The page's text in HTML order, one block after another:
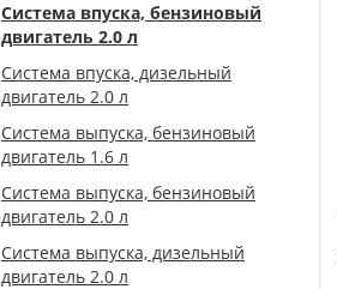
Система впуска, бензиновый
двигатель 2.0 л
Система впуска, дизельный
двигатель 2.0 л
Система выпуска, бензиновый
двигатель 1.6 л
Система выпуска, бензиновый
двигатель 2.0 л
Система выпуска, дизельный
двигатель 2.0 л